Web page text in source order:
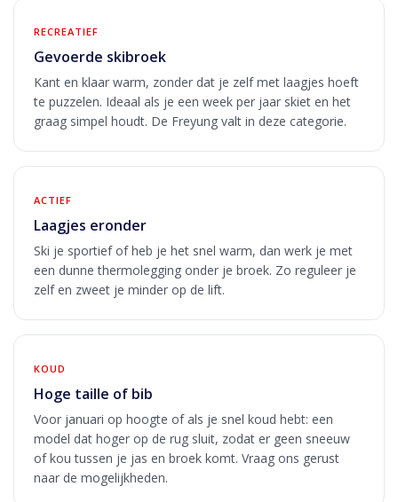
RECREATIEF
Gevoerde skibroek
Kant en klaar warm, zonder dat je zelf met laagjes hoeft
te puzzelen. Ideaal als je een week per jaar skiet en het
graag simpel houdt. De Freyung valt in deze categorie.
ACTIEF
Laagjes eronder
Ski je sportief of heb je het snel warm, dan werk je met
een dunne thermolegging onder je broek. Zo reguleer je
zelf en zweet je minder op de lift.
KOUD
Hoge taille of bib
Voor januari op hoogte of als je snel koud hebt: een
model dat hoger op de rug sluit, zodat er geen sneeuw
of kou tussen je jas en broek komt. Vraag ons gerust
naar de mogelijkheden.